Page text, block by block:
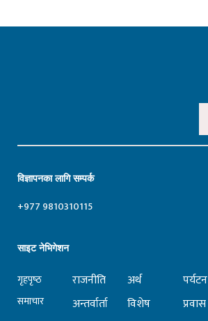
विज्ञापनका लागि सम्पर्क
+977 9810310115
साइट नेभिगेशन
गृहपृष्‍ठ
समाचार
राजनीति
अन्तर्वार्ता
अर्थ
विशेष
पर्यटन
प्रवास